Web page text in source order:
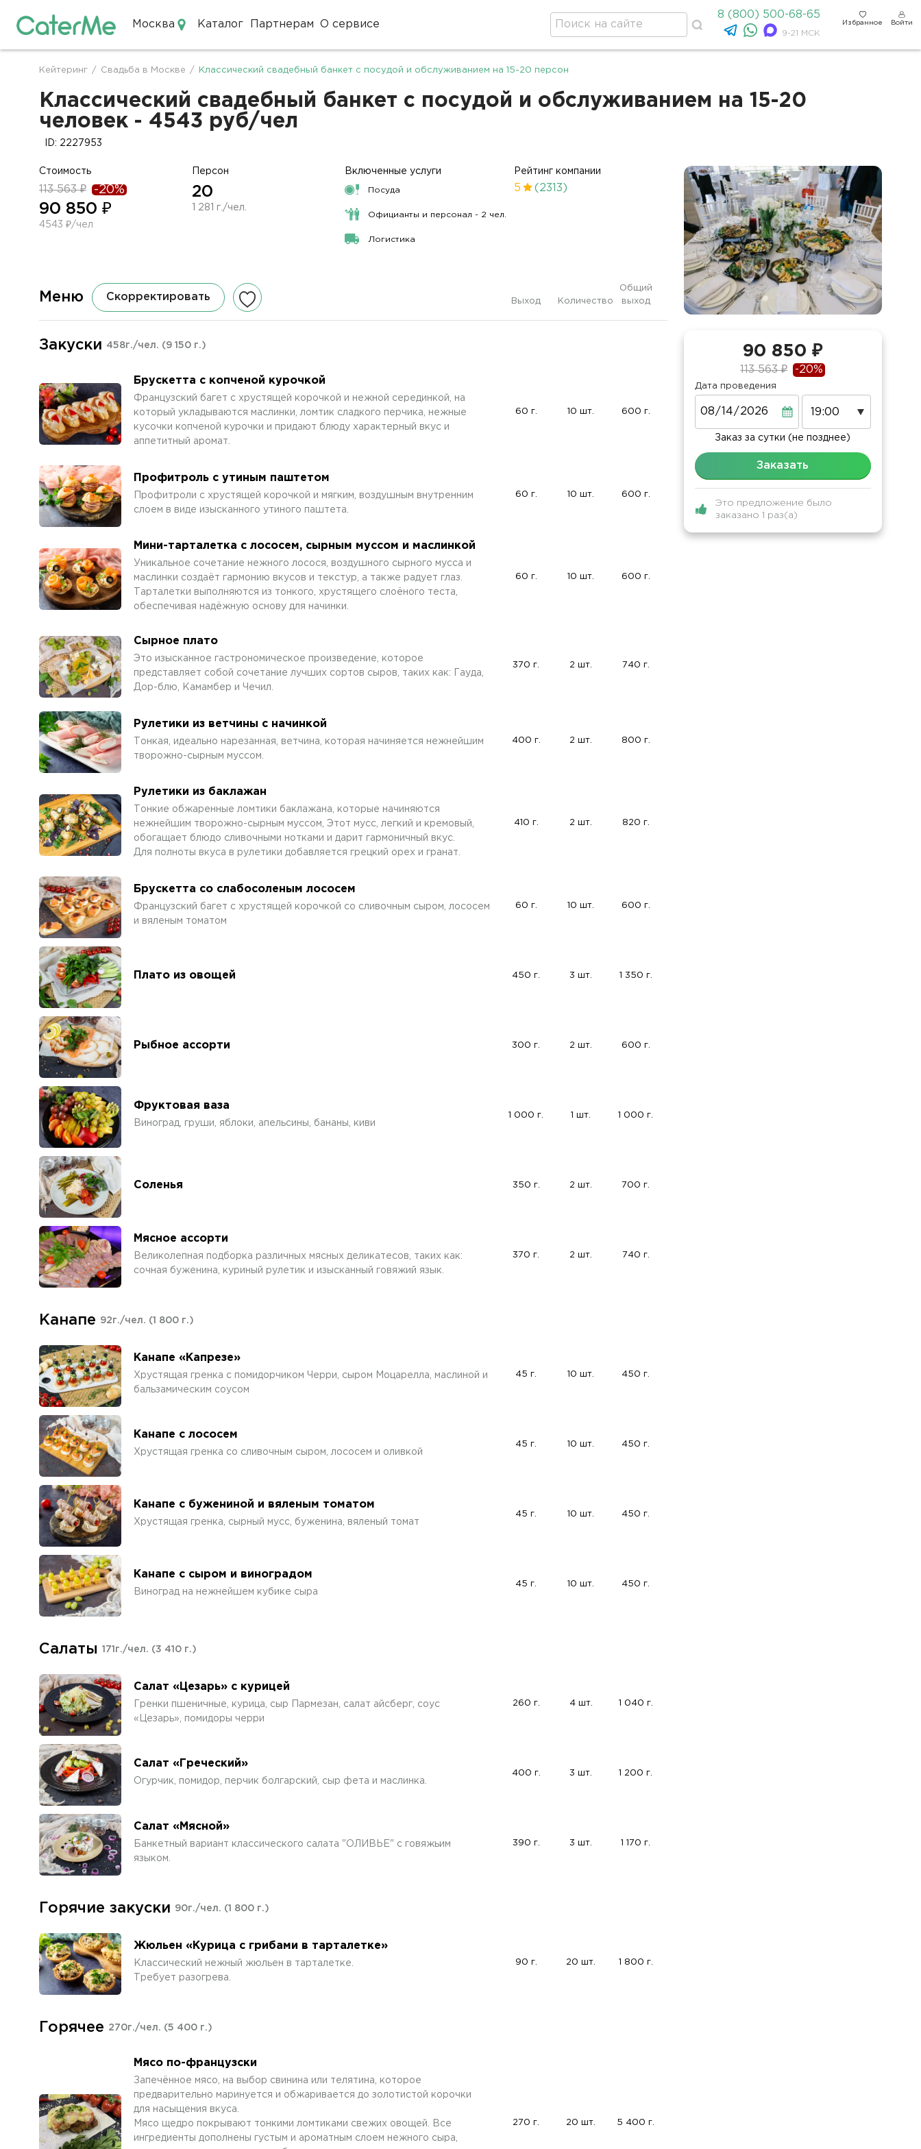
Москва Каталог Партнерам О сервисе
8 (800) 500-68-65
9-21 МСК
Избранное Войти
Строка
навигации
Кейтеринг / Свадьба в Москве / Классический свадебный банкет с посудой и обслуживанием на 15-20 персон
Классический свадебный банкет с посудой и обслуживанием на 15-20
человек - 4543 руб/чел
ID: 2227953
Стоимость
113 563 ₽ -20%
90 850 ₽
4543 ₽/чел
Персон
20
1 281 г./чел.
Включенные услуги
Посуда
Официанты и персонал - 2 чел.
Логистика
Рейтинг компании
5 (2313)
Меню Скорректировать Выход Количество
Общий
выход
Закуски 458г./чел. (9 150 г.)
Брускетта с копченой курочкой
Французский багет с хрустящей корочкой и нежной серединкой, на
который укладываются маслинки, ломтик сладкого перчика, нежные
кусочки копченой курочки и придают блюду характерный вкус и
аппетитный аромат.
60 г. 10 шт. 600 г.
Профитроль с утиным паштетом
Профитроли с хрустящей корочкой и мягким, воздушным внутренним
слоем в виде изысканного утиного паштета.
60 г. 10 шт. 600 г.
Мини-тарталетка с лососем, сырным муссом и маслинкой
Уникальное сочетание нежного лосося, воздушного сырного мусса и
маслинки создаёт гармонию вкусов и текстур, а также радует глаз.
Тарталетки выполняются из тонкого, хрустящего слоёного теста,
обеспечивая надёжную основу для начинки.
60 г. 10 шт. 600 г.
Сырное плато
Это изысканное гастрономическое произведение, которое
представляет собой сочетание лучших сортов сыров, таких как: Гауда,
Дор-блю, Камамбер и Чечил.
370 г. 2 шт. 740 г.
Рулетики из ветчины с начинкой
Тонкая, идеально нарезанная, ветчина, которая начиняется нежнейшим
творожно-сырным муссом.
400 г. 2 шт. 800 г.
Рулетики из баклажан
Тонкие обжаренные ломтики баклажана, которые начиняются
нежнейшим творожно-сырным муссом, Этот мусс, легкий и кремовый,
обогащает блюдо сливочными нотками и дарит гармоничный вкус.
Для полноты вкуса в рулетики добавляется грецкий орех и гранат.
410 г. 2 шт. 820 г.
Брускетта со слабосоленым лососем
Французский багет с хрустящей корочкой со сливочным сыром, лососем
и вяленым томатом
60 г. 10 шт. 600 г.
Плато из овощей 450 г. 3 шт. 1 350 г.
Рыбное ассорти 300 г. 2 шт. 600 г.
Фруктовая ваза
Виноград, груши, яблоки, апельсины, бананы, киви
1 000 г. 1 шт. 1 000 г.
Соленья 350 г. 2 шт. 700 г.
Мясное ассорти
Великолепная подборка различных мясных деликатесов, таких как:
сочная буженина, куриный рулетик и изысканный говяжий язык.
370 г. 2 шт. 740 г.
Канапе 92г./чел. (1 800 г.)
Канапе «Капрезе»
Хрустящая гренка с помидорчиком Черри, сыром Моцарелла, маслиной и
бальзамическим соусом
45 г. 10 шт. 450 г.
Канапе с лососем
Хрустящая гренка со сливочным сыром, лососем и оливкой
45 г. 10 шт. 450 г.
Канапе с бужениной и вяленым томатом
Хрустящая гренка, сырный мусс, буженина, вяленый томат
45 г. 10 шт. 450 г.
Канапе с сыром и виноградом
Виноград на нежнейшем кубике сыра
45 г. 10 шт. 450 г.
Салаты 171г./чел. (3 410 г.)
Салат «Цезарь» с курицей
Гренки пшеничные, курица, сыр Пармезан, салат айсберг, соус
«Цезарь», помидоры черри
260 г. 4 шт. 1 040 г.
Салат «Греческий»
Огурчик, помидор, перчик болгарский, сыр фета и маслинка.
400 г. 3 шт. 1 200 г.
Салат «Мясной»
Банкетный вариант классического салата "ОЛИВЬЕ" с говяжьим
языком.
390 г. 3 шт. 1 170 г.
Горячие закуски 90г./чел. (1 800 г.)
Жюльен «Курица с грибами в тарталетке»
Классический нежный жюльен в тарталетке.
Требует разогрева.
90 г. 20 шт. 1 800 г.
Горячее 270г./чел. (5 400 г.)
Мясо по-французски
Запечённое мясо, на выбор свинина или телятина, которое
предварительно маринуется и обжаривается до золотистой корочки
для насыщения вкуса.
Мясо щедро покрывают тонкими ломтиками свежих овощей. Все
ингредиенты дополнены густым и ароматным слоем нежного сыра,
270 г. 20 шт. 5 400 г.
90 850 ₽
113 563 ₽ -20%
Дата проведения
Заказ за сутки (не позднее)
Заказать
Это предложение было
заказано 1 раз(а)